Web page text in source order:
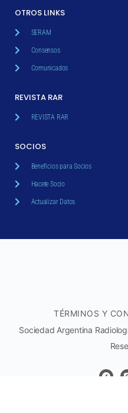
OTROS LINKS
SERAM
Consensos
Comunicados
REVISTA RAR
REVISTA RAR
SOCIOS
Beneficios para Socios
Hacete Socio
Actualizar Datos
TÉRMINOS Y
Sociedad Argentina